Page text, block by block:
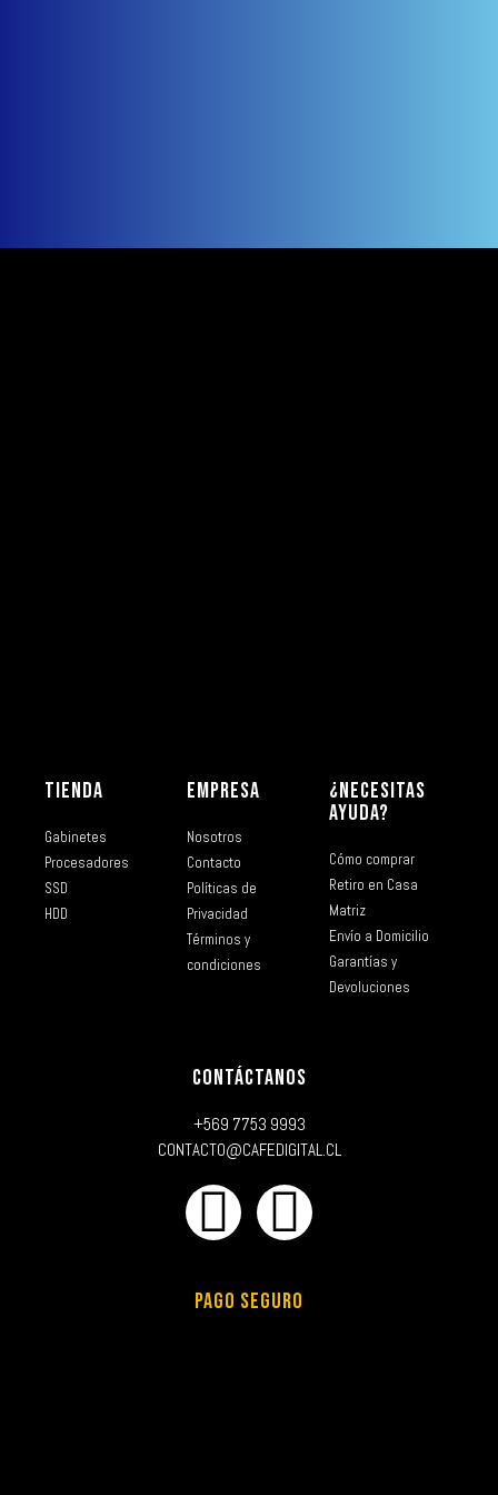
TIENDA
Gabinetes
Procesadores
SSD
HDD
EMPRESA
Nosotros
Contacto
Políticas de
Privacidad
Términos y
condiciones
¿NECESITAS
AYUDA?
Cómo comprar
Retiro en Casa
Matriz
Envío a Domicilio
Garantías y
Devoluciones
CONTÁCTANOS
+569 7753 9993
CONTACTO@CAFEDIGITAL.CL
PAGO SEGURO